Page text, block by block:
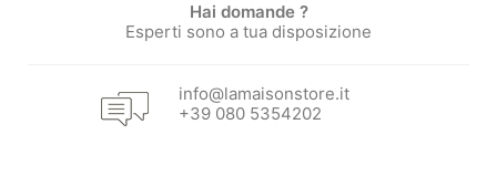
Hai domande ?
Esperti sono a tua disposizione
info@lamaisonstore.it
+39 080 5354202